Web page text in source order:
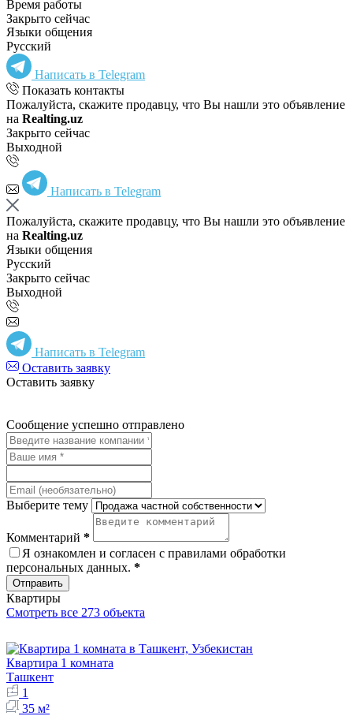
Время работы
Закрыто сейчас
Языки общения
Русский
Написать в Telegram
Показать контакты
Пожалуйста, скажите продавцу, что Вы нашли это объявление
на Realting.uz
Закрыто сейчас
Выходной
Написать в Telegram
Пожалуйста, скажите продавцу, что Вы нашли это объявление
на Realting.uz
Языки общения
Русский
Закрыто сейчас
Выходной
Написать в Telegram
Оставить заявку
Оставить заявку
Сообщение успешно отправлено
Выберите тему
Комментарий *
Я ознакомлен и согласен с правилами обработки
персональных данных. *
Отправить
Квартиры
Смотреть все 273 объекта
Квартира 1 комната
Ташкент
1
35 м²